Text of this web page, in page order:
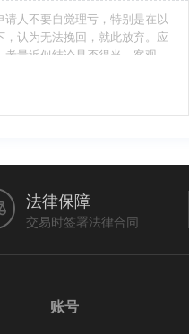
人不要自觉理亏，特别是在以
认为无法挽回，就此放弃。应
量近似结论是否得当、客观，
审，从而最大限度的维护自身
是复审争取来的，审查员作出
法律保障
交易时签署法律合同
账号